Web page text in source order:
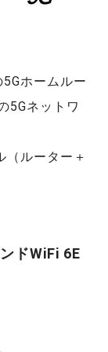
ホームルー
5Gネットワ
（ルーター＋
ドWiFi 6E